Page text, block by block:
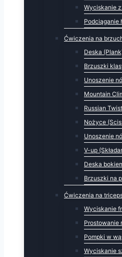
Wyciskanie
Podciąganie
Ćwiczenia na
Deska
Brzuszki
Unoszenie
Mountain
Russian
Nożyce
Unoszenie
V-up
Deska
Brzuszki na
Ćwiczenia na
Wyciskanie
Prostowanie
Pompki w
Wyciskanie